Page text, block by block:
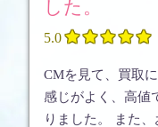
した。
5.0     
CMを見て、買取
感じがよく、高値
りました。 また